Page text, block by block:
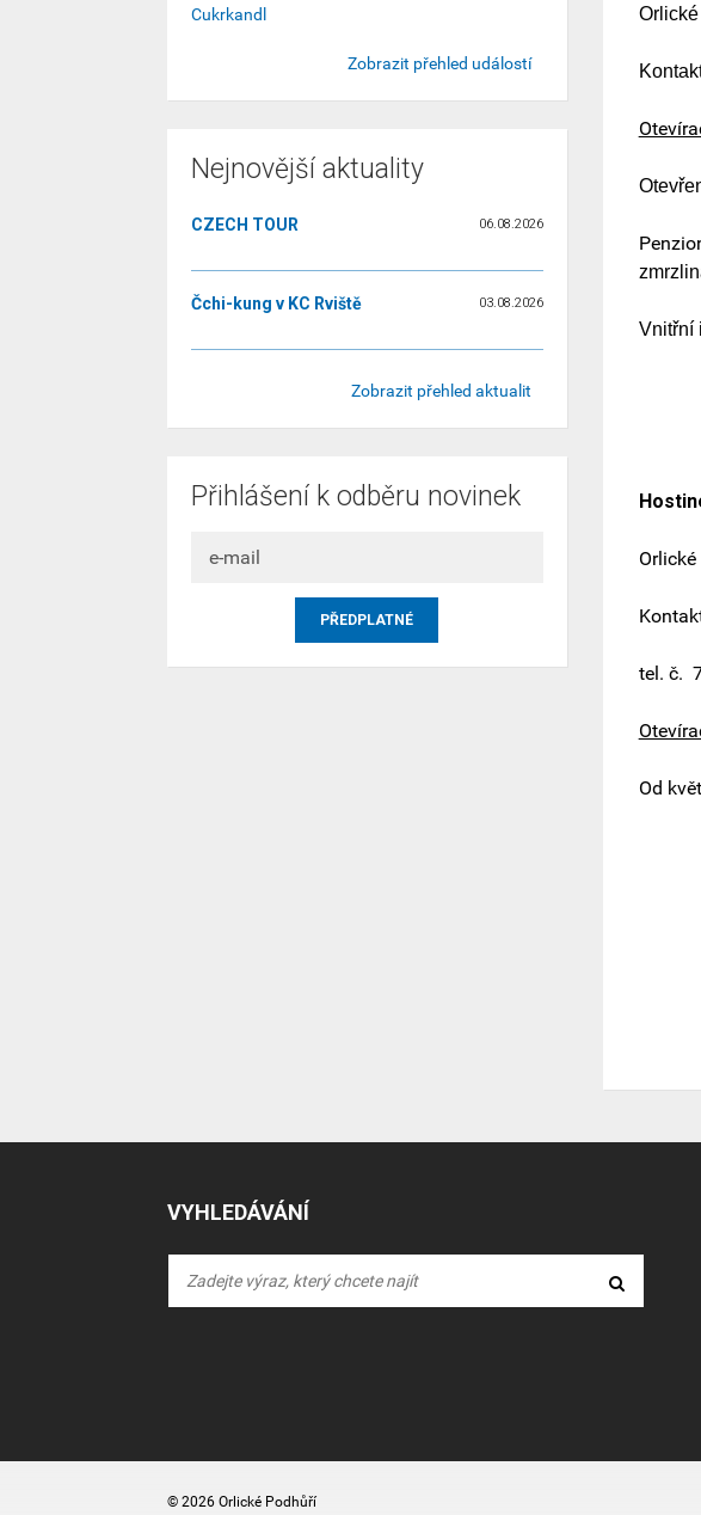
Cukrkandl
Zobrazit přehled událostí
Nejnovější aktuality
CZECH TOUR 06.08.2026
Čchi-kung v KC Rviště 03.08.2026
Zobrazit přehled aktualit
Přihlášení k odběru novinek
Vnitřní
tel. č.
Od
VYHLEDÁVÁNÍ
© 2026 Orlické Podhůří